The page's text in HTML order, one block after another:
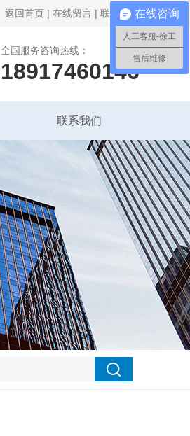
返回首页 | 在线留言 | 联系我们
全国服务咨询热线：
18917460146
联系我们
在线咨询
人工客服-徐工
售后维修